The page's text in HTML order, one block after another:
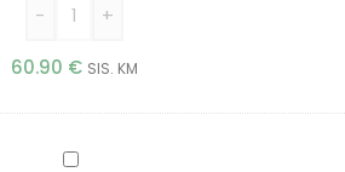
- +
60.90 € SIS. KM
Brother